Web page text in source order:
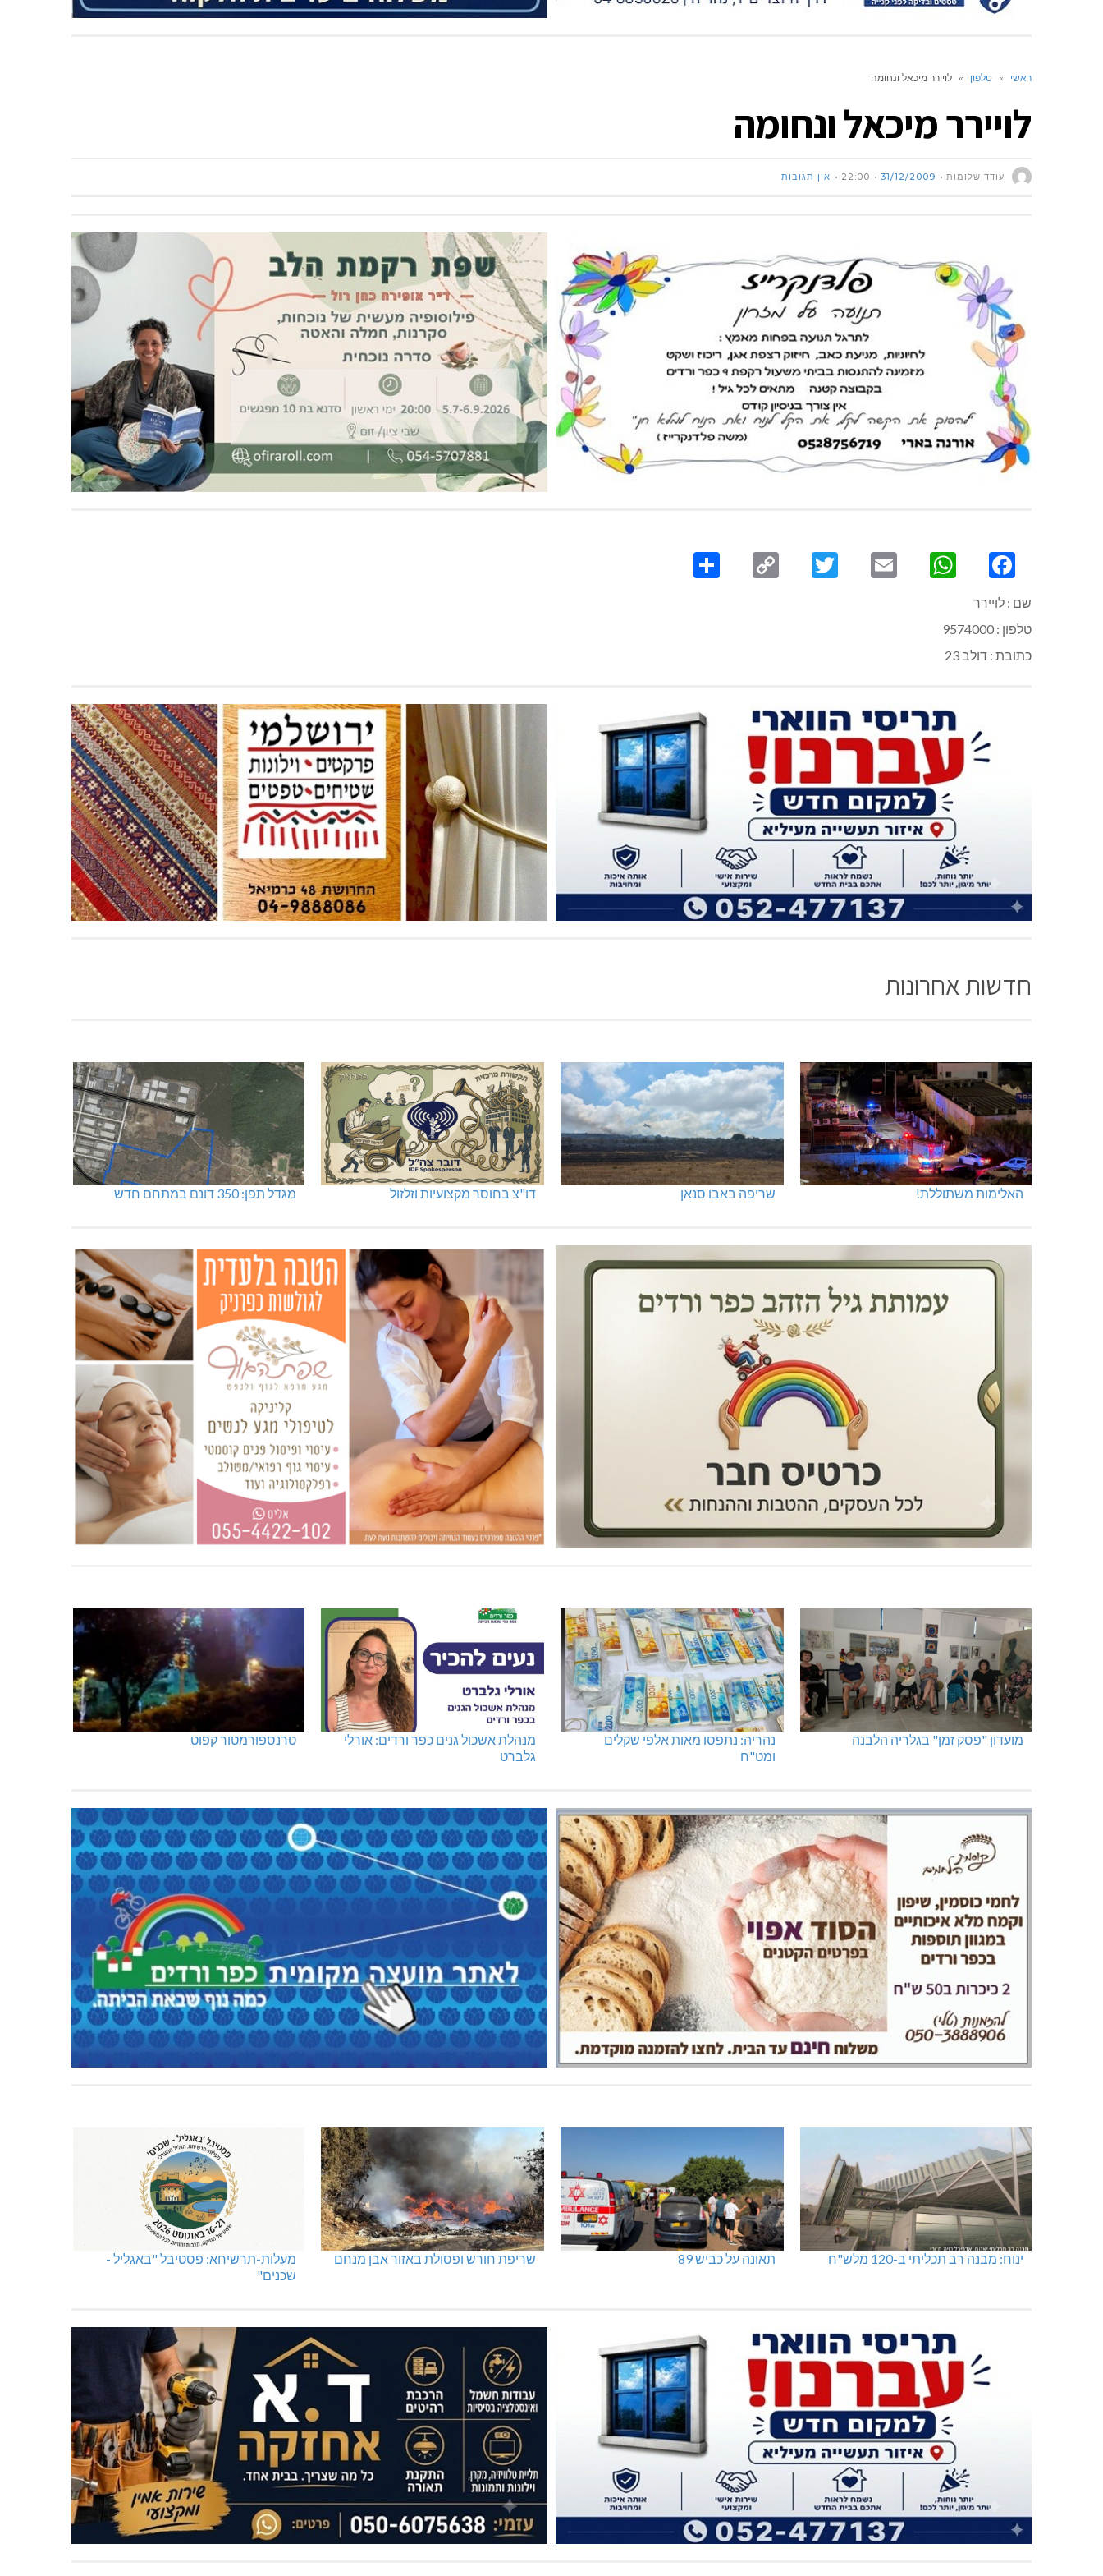
ראשי » טלפון » לויירר מיכאל ונחומה
לויירר מיכאל ונחומה
עודד שלומות 31/12/2009
22:00 אין תגובות
Facebook
WhatsApp
Email
Twitter
Copy
שם : לויירר
טלפון : 9574000
כתובת : דולב 23
חדשות אחרונות
האלימות משתוללת! שריפה באבו סנאן דו"צ בחוסר מקצועיות וזלזול מגדל תפן: 350 דונם במתחם חדש
מועדון "פסק זמן" בגלריה הלבנה
נהריה: נתפסו מאות אלפי שקלים
ומט"ח
מנהלת אשכול גנים כפר ורדים: אורלי
גלברט
טרנספורמטור קפוט
ינוח: מבנה רב תכליתי ב-120 מלש"ח תאונה על כביש 89 שריפת חורש ופסולת באזור אבן מנחם
מעלות-תרשיחא: פסטיבל "באגליל -
שכנים"